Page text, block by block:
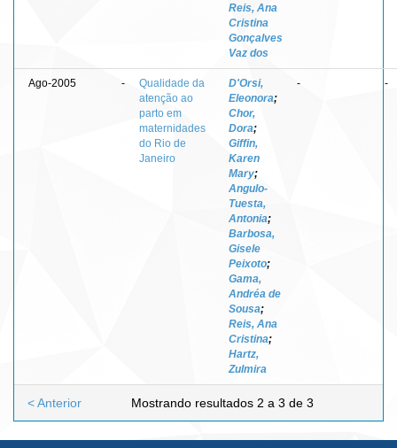
Reis, Ana
Cristina
Gonçalves
Vaz dos
Ago-2005 -
Qualidade da
atenção ao
parto em
maternidades
do Rio de
Janeiro
D'Orsi,
Eleonora;
Chor,
Dora;
Giffin,
Karen
Mary;
Angulo-
Tuesta,
Antonia;
Barbosa,
Gisele
Peixoto;
Gama,
Andréa de
Sousa;
Reis, Ana
Cristina;
Hartz,
Zulmira
- -
Mostrando resultados 2 a 3 de 3
< Anterior